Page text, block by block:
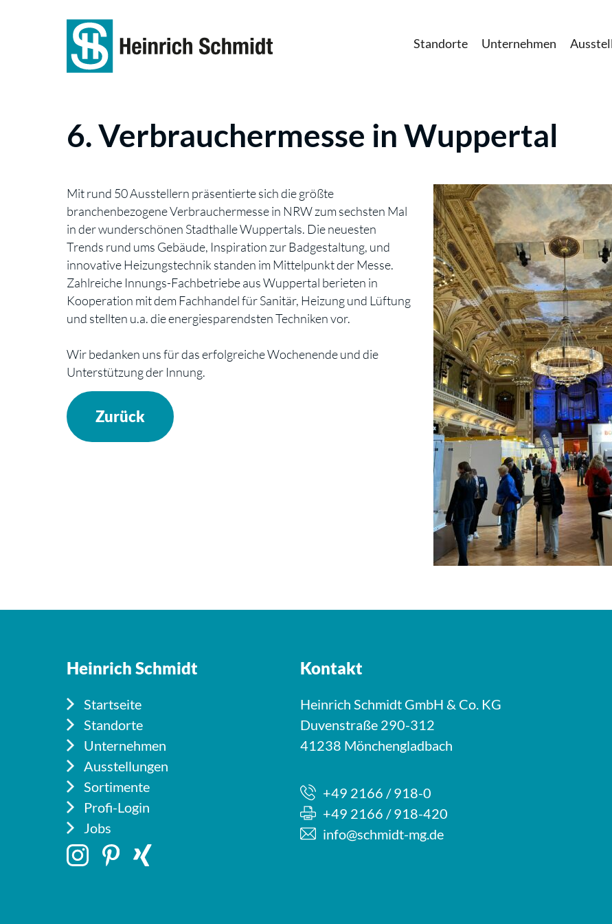
Standorte Unternehmen
6. Verbrauchermesse in Wuppertal
Mit rund 50 Ausstellern präsentierte sich die größte
branchenbezogene Verbrauchermesse in NRW zum sechsten Mal
in der wunderschönen Stadthalle Wuppertals. Die neuesten
Trends rund ums Gebäude, Inspiration zur Badgestaltung, und
innovative Heizungstechnik standen im Mittelpunkt der Messe.
Zahlreiche Innungs-Fachbetriebe aus Wuppertal berieten in
Kooperation mit dem Fachhandel für Sanitär, Heizung und Lüftung
und stellten u.a. die energiesparendsten Techniken vor.
Wir bedanken uns für das erfolgreiche Wochenende und die
Unterstützung der Innung.
Zurück
Heinrich Schmidt
Startseite
Standorte
Unternehmen
Ausstellungen
Sortimente
Profi-Login
Jobs
Kontakt
Heinrich Schmidt GmbH & Co. KG
Duvenstraße 290-312
41238 Mönchengladbach
+49 2166 / 918-0
+49 2166 / 918-420
info@schmidt-mg.de